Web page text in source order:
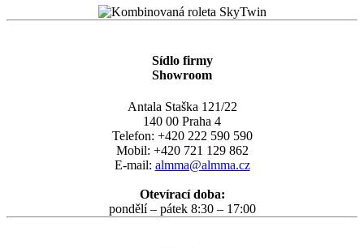
Sídlo firmy
Showroom
Antala Staška 121/22
140 00 Praha 4
Telefon: +420 222 590 590
Mobil: +420 721 129 862
E-mail: almma@almma.cz
Otevírací doba:
pondělí – pátek 8:30 – 17:00